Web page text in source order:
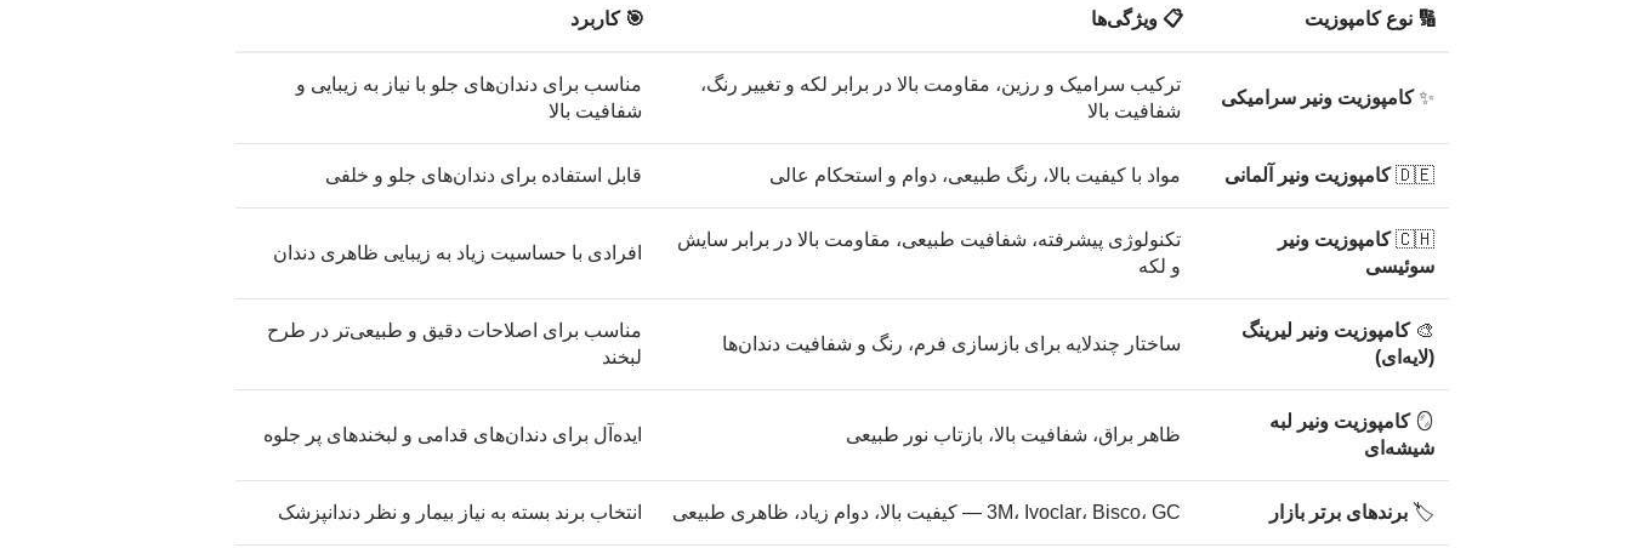
🔢 نوع کامپوزیت 📋 ویژگی‌ها 🎯 کاربرد
✨کامپوزیت ونیر سرامیکی
ترکیب سرامیک و رزین، مقاومت بالا در برابر لکه و تغییر رنگ،
شفافیت بالا
مناسب برای دندان‌های جلو با نیاز به زیبایی و
شفافیت بالا
🇩🇪 کامپوزیت ونیر آلمانی مواد با کیفیت بالا، رنگ طبیعی، دوام و استحکام عالی قابل استفاده برای دندان‌های جلو و خلفی
🇨🇭 کامپوزیت ونیر
سوئیسی
تکنولوژی پیشرفته، شفافیت طبیعی، مقاومت بالا در برابر سایش
و لکه
افرادی با حساسیت زیاد به زیبایی ظاهری دندان
🎨کامپوزیت ونیر لیرینگ
(لایه‌ای)
ساختار چندلایه برای بازسازی فرم، رنگ و شفافیت دندان‌ها
مناسب برای اصلاحات دقیق و طبیعی‌تر در طرح
لبخند
🪞 کامپوزیت ونیر لبه
شیشه‌ای
ظاهر براق، شفافیت بالا، بازتاب نور طبیعی ایده‌آل برای دندان‌های قدامی و لبخندهای پر جلوه
🏷️ برندهای برتر بازار 3M، Ivoclar، Bisco، GC — کیفیت بالا، دوام زیاد، ظاهری طبیعی انتخاب برند بسته به نیاز بیمار و نظر دندانپزشک